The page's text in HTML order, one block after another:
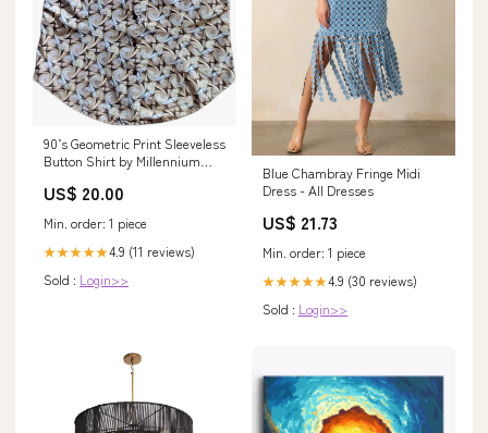
90’s Geometric Print Sleeveless
Button Shirt by Millennium
US$ 20.00
Min. order: 1 piece
★★★★★4.9 (11 reviews)
Sold : Login>>
Blue Chambray Fringe Midi
Dress - All Dresses
US$ 21.73
Min. order: 1 piece
★★★★★4.9 (30 reviews)
Sold : Login>>